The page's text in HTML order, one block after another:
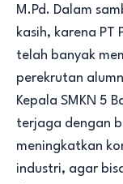
M.Pd. Dalam
kasih, karena PT
telah banyak
perekrutan
Kepala SMKN 5
terjaga dengan
meningkatkan
industri, agar